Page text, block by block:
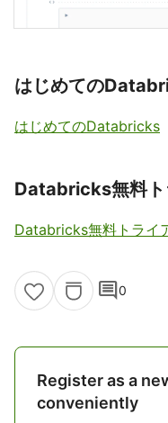
はじめての
はじめてのDatabricks
Databricks無料ト
Databricks無料トライ
comment0
Register as a
conveniently